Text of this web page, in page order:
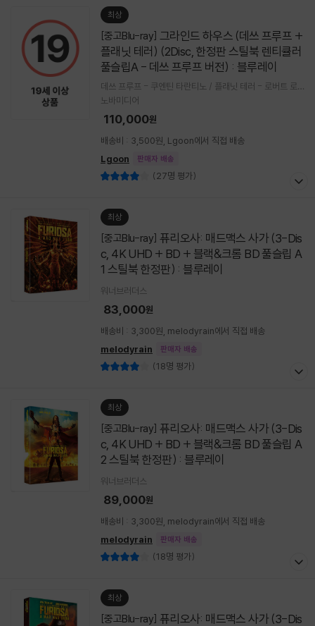
최상
[중고Blu-ray]
플래닛 테러) (2Disc, 한정판 스틸북 렌티큘러
풀슬립A - 데쓰 프루프 버전) : 블루레이
데쓰 프루프 - 쿠엔틴 타란티노 / 플래닛 테러 - 로버트 로
드리게즈
노바미디어
110,000원
배송비 : 3,500원, Lgoon에서 직접 배송
Lgoon
판매자 배송
(27명 평가)
최상
[중고Blu-ray]
c, 4K UHD + BD + 블랙&크롬 BD 풀슬립 A
1 스틸북 한정판) : 블루레이
워너브러더스
83,000원
배송비 : 3,300원, melodyrain에서 직접 배송
melodyrain
판매자 배송
(18명 평가)
최상
[중고Blu-ray]
c, 4K UHD + BD + 블랙&크롬 BD 풀슬립 A
2 스틸북 한정판) : 블루레이
워너브러더스
89,000원
배송비 : 3,300원, melodyrain에서 직접 배송
melodyrain
판매자 배송
(18명 평가)
최상
[중고Blu-ray]